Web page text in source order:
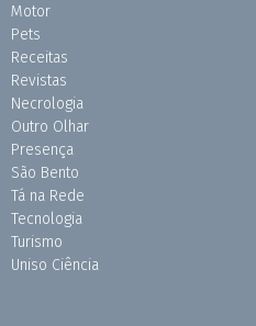
Motor
Pets
Receitas
Revistas
Necrologia
Outro Olhar
Presença
São Bento
Tá na Rede
Tecnologia
Turismo
Uniso Ciência